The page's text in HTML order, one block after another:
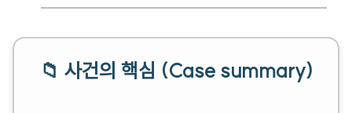
📁 사건의 핵심 (Case summary)